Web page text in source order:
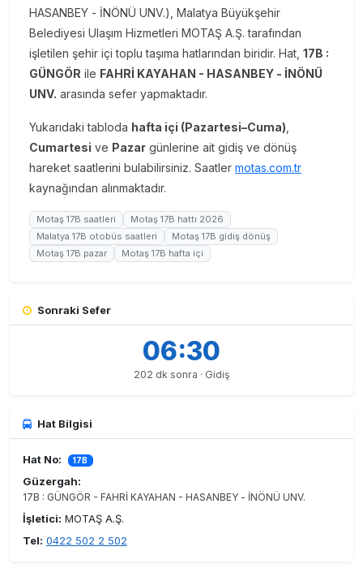
HASANBEY - İNÖNÜ UNV.), Malatya Büyükşehir
Belediyesi Ulaşım Hizmetleri MOTAŞ A.Ş. tarafından
işletilen şehir içi toplu taşıma hatlarından biridir. Hat, 17B :
GÜNGÖR ile FAHRİ KAYAHAN - HASANBEY - İNÖNÜ
UNV. arasında sefer yapmaktadır.
Yukarıdaki tabloda hafta içi (Pazartesi–Cuma)
Cumartesi ve Pazar günlerine ait gidiş ve dönüş
hareket saatlerini bulabilirsiniz. Saatler motas.com.tr
kaynağından alınmaktadır.
Motaş 17B saatleri
Motaş 17B hattı 2026
Malatya 17B otobüs saatleri
Motaş 17B gidiş dönüş
Motaş 17B pazar
Motaş 17B hafta içi
Sonraki Sefer
06:30
202 dk sonra · Gidiş
Hat Bilgisi
Hat No: 17B
Güzergah:
17B : GÜNGÖR - FAHRİ KAYAHAN - HASANBEY - İNÖNÜ UNV.
İşletici: MOTAŞ A.Ş.
Tel: 0422 502 2 502